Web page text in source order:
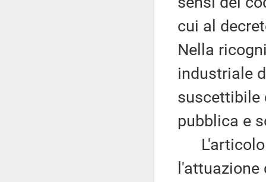
cui al
Nella
industriale
suscettibile
pubblica e
L'articolo